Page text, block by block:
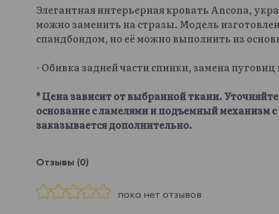
Элегантная интерьерная кровать Ancona,
можно заменить на стразы. Модель
спандбондом, но её можно выполнить из
- Обивка задней части спинки, замена
* Цена зависит от выбранной ткани.
основание с ламелями и подъемный механизм
заказывается дополнительно.
Отзывы (0)
пока нет отзывов